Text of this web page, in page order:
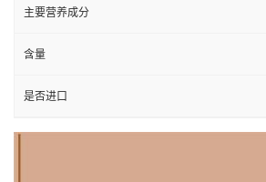
主要营养成分
含量
是否进口